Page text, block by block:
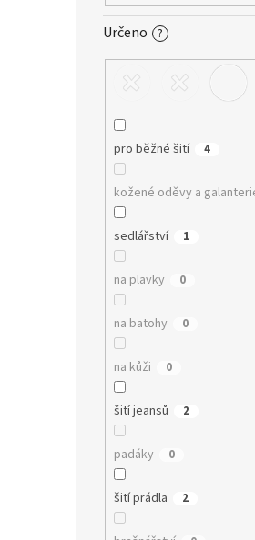
Určeno ?
pro běžné šití 4
kožené oděvy a
sedlářství 1
na plavky 0
na batohy 0
na kůži 0
šití jeansů 2
padáky 0
šití prádla 2